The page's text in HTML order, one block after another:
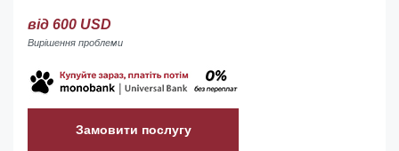
від 600 USD
Вирішення проблеми
Замовити послугу